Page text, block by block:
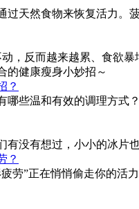
过天然食物来恢复活力
，反而越来越累、食欲
的健康瘦身小妙招～
？
些温和有效的调理方
没有想过，小小的冰片
？
劳”正在悄悄偷走你的